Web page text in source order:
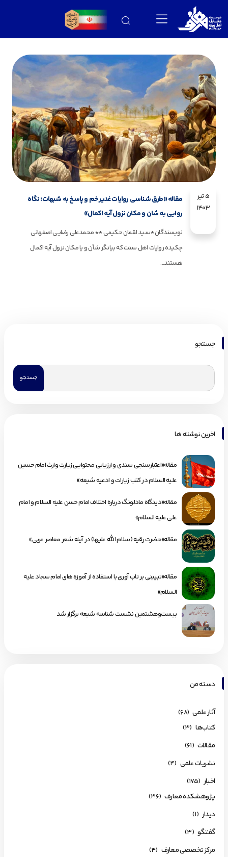
5 تیر
1403
مقاله «طرق شناسی روایات غدیر خم و پاسخ به شبهات: نگاه
روایی به شان و مکان نزول آیه اکمال»
نویسندگان *سید لقمان حکیمی ** محمدعلی رضایی اصفهانی
چکیده روایات اهل سنت که بیانگر شأن و یا مکان نزول آیه اکمال
هستند...
جستجو
اخرین نوشته ها
مقاله«اعتبارسنجی سندی و ارزیابی محتوایی زیارت وارث امام حسین
علیه السلام در کتب زیارات و ادعیه شیعه»
مقاله«دیدگاه مادلونگ درباره اختلاف امام حسن علیه السلام و امام
علی علیه السلام»
مقاله«حضرت رقیه (سلام الله علیها) در آینه شعر معاصر عربی»
مقاله«تبیینی بر تاب آوری با استفاده از آموزه های امام سجاد علیه
السلام»
بیست‌وهشتمین نشست شناسه شیعه برگزار شد
دسته من
آثار علمی (68)
کتاب‌ها (3)
مقالات (61)
نشریات علمی (4)
اخبار (175)
پژوهشکده معارف (36)
دیدار (1)
گفتگو (3)
مرکز تخصصی معارف (4)